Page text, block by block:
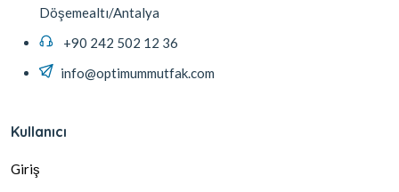
Döşemealtı/Antalya
+90 242 502 12 36
info@optimummutfak.com
Kullanıcı
Giriş